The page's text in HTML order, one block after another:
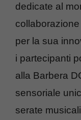
dedicate al
collaborazione
per la sua
i partecipanti
alla Barbera
sensoriale
serate